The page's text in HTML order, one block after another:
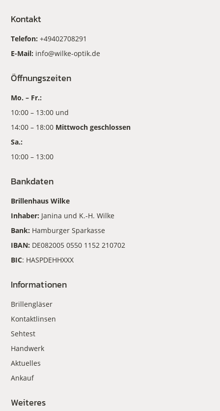
Kontakt
Telefon:+49402708291
E-Mail: info@wilke-optik.de
Öffnungszeiten
Mo. – Fr.:
10:00 – 13:00 und
14:00 – 18:00 Mittwoch geschlossen
Sa.:
10:00 – 13:00
Bankdaten
Brillenhaus Wilke
Inhaber: Janina und K.-H. Wilke
Bank: Hamburger Sparkasse
IBAN: DE082005 0550 1152 210702
BIC: HASPDEHHXXX
Informationen
Brillengläser
Kontaktlinsen
Sehtest
Handwerk
Aktuelles
Ankauf
Weiteres